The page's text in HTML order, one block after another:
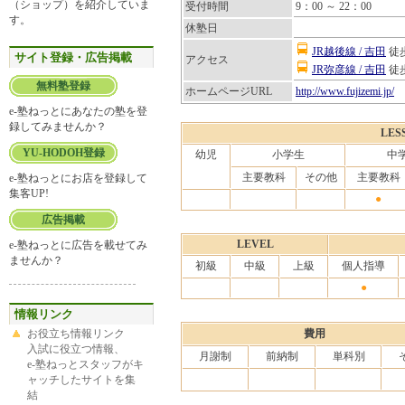
（ショップ）を紹介していま
す。
サイト登録・広告掲載
無料塾登録
e-塾ねっとにあなたの塾を登
録してみませんか？
YU-HODOH登録
e-塾ねっとにお店を登録して
集客UP!
広告掲載
e-塾ねっとに広告を載せてみ
ませんか？
情報リンク
お役立ち情報リンク
入試に役立つ情報、
e-塾ねっとスタッフがキ
ャッチしたサイトを集
結
受付時間
9：00 ～ 22：00
休塾日
アクセス
JR越後線 / 吉田 徒
JR弥彦線 / 吉田 徒
ホームページURL
http://www.fujizemi.jp/
幼児
小学生
中
主要教科
その他
主要教科
●
LEVEL
初級
中級 上級 個人指導
●
費用
月謝制
前納制 単科別